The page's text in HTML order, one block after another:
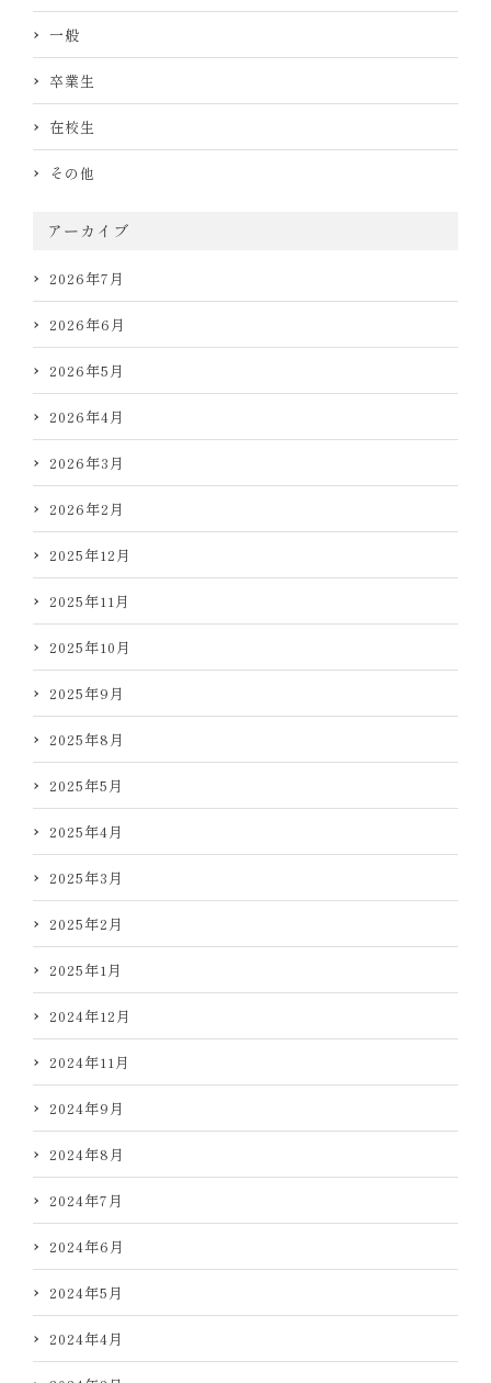
一般
卒業生
在校生
その他
アーカイブ
2026年7月
2026年6月
2026年5月
2026年4月
2026年3月
2026年2月
2025年12月
2025年11月
2025年10月
2025年9月
2025年8月
2025年5月
2025年4月
2025年3月
2025年2月
2025年1月
2024年12月
2024年11月
2024年9月
2024年8月
2024年7月
2024年6月
2024年5月
2024年4月